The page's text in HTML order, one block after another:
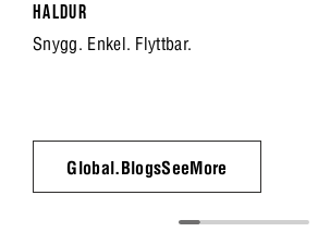
HALDUR
Snygg. Enkel. Flyttbar.
Global.BlogsSeeMore